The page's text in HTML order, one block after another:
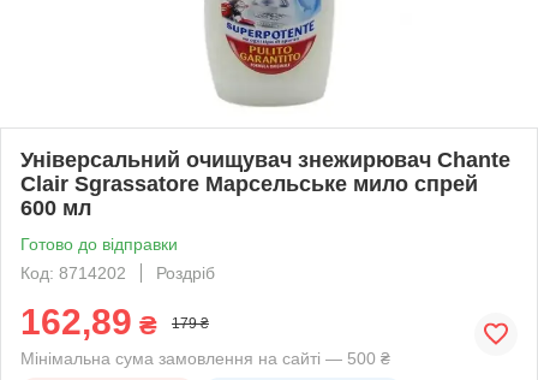
Універсальний очищувач знежирювач Chante
Clair Sgrassatore Марсельське мило спрей
600 мл
Готово до відправки
Код: 8714202
Роздріб
162,89 ₴ 179 ₴
Мінімальна сума замовлення на сайті — 500 ₴